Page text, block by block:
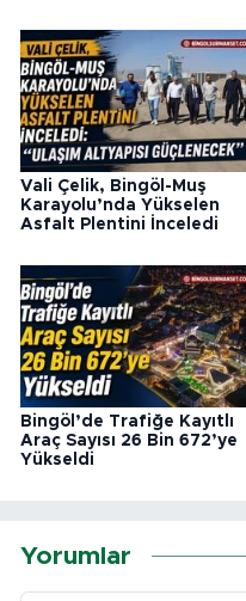
Vali Çelik, Bingöl-Muş
Karayolu’nda Yükselen
Asfalt Plentini İnceledi
Bingöl’de Trafiğe Kayıtlı
Araç Sayısı 26 Bin 672’ye
Yükseldi
Yorumlar